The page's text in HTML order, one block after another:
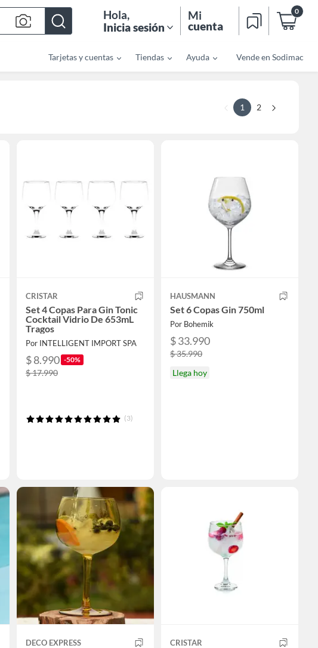
Hola,
Inicia sesión
Mi
cuenta
0
Tarjetas y cuentas Tiendas Ayuda Vende en Sodimac
1 2
CRISTAR
Set 4 Copas Para Gin Tonic
Cocktail Vidrio De 653mL
Tragos
Por INTELLIGENT IMPORT SPA
$ 8.990 -50%
$ 17.990
(3)
HAUSMANN
Set 6 Copas Gin 750ml
Por Bohemik
$ 33.990
$ 35.990
Llega hoy
DECO EXPRESS CRISTAR